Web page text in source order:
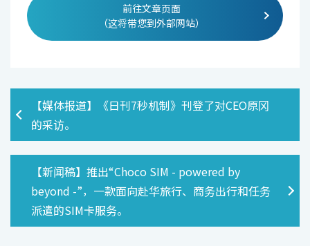
前往文章页面
（这将带您到外部网站）
【媒体报道】《日刊7秒机制》刊登了对CEO原冈
的采访。
【新闻稿】推出“Choco SIM - powered by
beyond -”，一款面向赴华旅行、商务出行和任务
派遣的SIM卡服务。